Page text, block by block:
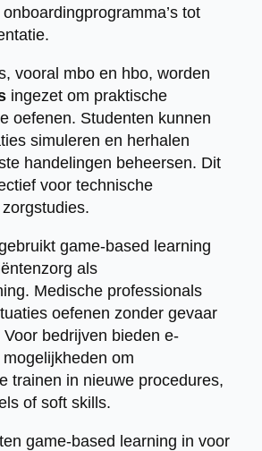
tot
vooral mbo en hbo, worden
ingezet om praktische
oefenen. Studenten kunnen
simuleren en herhalen
handelingen beheersen. Dit
voor technische
game-based learning
als
Medische professionals
oefenen zonder gevaar
bedrijven bieden e-
om
trainen in nieuwe procedures,
of soft skills.
game-based learning in voor